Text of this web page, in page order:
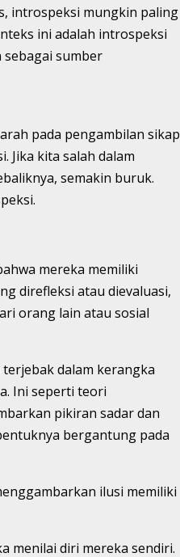
introspeksi mungkin paling
ini adalah introspeksi
sebagai sumber
pada pengambilan sikap
Jika kita salah dalam
semakin buruk.
mereka memiliki
direfleksi atau dievaluasi,
orang lain atau sosial
dalam kerangka
Ini seperti teori
pikiran sadar dan
bergantung pada
ilusi memiliki
menilai diri mereka sendiri.